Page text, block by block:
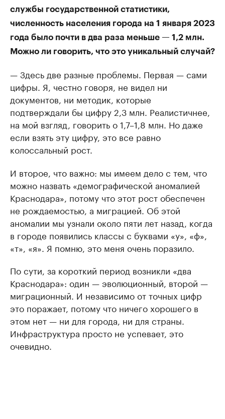
службы государственной статистики,
численность населения города на 1 января 2023
года было почти в два раза меньше — 1,2 млн.
Можно ли говорить, что это уникальный случай?
— Здесь две разные проблемы. Первая — сами
цифры. Я, честно говоря, не видел ни
документов, ни методик, которые
подтверждали бы цифру 2,3 млн. Реалистичнее,
на мой взгляд, говорить о 1,7–1,8 млн. Но даже
если взять эту цифру, это все равно
колоссальный рост.
И второе, что важно: мы имеем дело с тем, что
можно назвать «демографической аномалией
Краснодара», потому что этот рост обеспечен
не рождаемостью, а миграцией. Об этой
аномалии мы узнали около пяти лет назад, когда
в городе появились классы с буквами «у», «ф»,
«т», «я». Я помню, это меня очень поразило.
По сути, за короткий период возникли «два
Краснодара»: один — эволюционный, второй —
миграционный. И независимо от точных цифр
это поражает, потому что ничего хорошего в
этом нет — ни для города, ни для страны.
Инфраструктура просто не успевает, это
очевидно.